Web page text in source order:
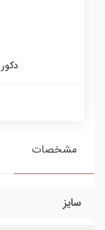
مشخصات
سایز